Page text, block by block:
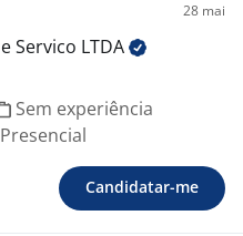
28 mai
Servico LTDA
Sem experiência
Presencial
Candidatar-me